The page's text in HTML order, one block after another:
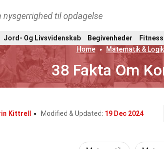
nysgerrighed til opdagelse
Jord- Og Livsvidenskab Begivenheder
Home
Matematik & Logik
38 Fakta Om
Kittrell Modified & Updated: 19 Dec 2024